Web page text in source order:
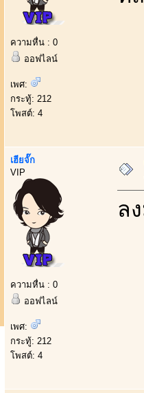
ความหื่น : 0
ออฟไลน์
เพศ:
กระทู้: 212
โพสต์: 4
เฮียจั๊ก
VIP
ความหื่น : 0
ออฟไลน์
เพศ:
กระทู้: 212
โพสต์: 4
ล